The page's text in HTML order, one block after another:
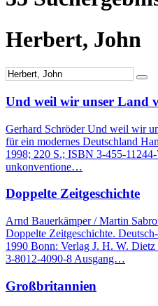
Herbert, John
Und weil wir unser Land
Gerhard Schröder Und weil wir
für ein modernes Deutschland
1998; 220 S.; ISBN 3-455-
unkonventione…
Doppelte Zeitgeschichte
Arnd Bauerkämper / Martin
Doppelte Zeitgeschichte.
1990 Bonn: Verlag J. H. W.
3-8012-4090-8 Ausgang…
Großbritannien